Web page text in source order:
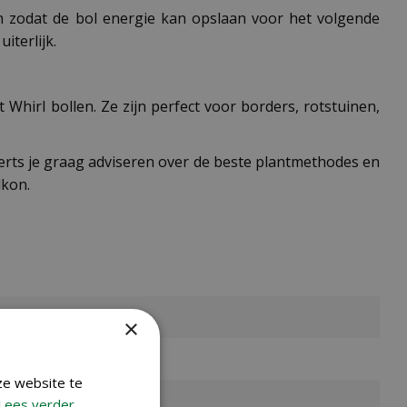
de bol energie kan opslaan voor het volgende
Whirl bollen. Ze zijn perfect voor borders, rotstuinen,
je graag adviseren over de beste plantmethodes en
×
website te